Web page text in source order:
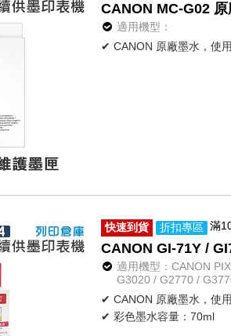
CANON MC-G02
適用機型：
✔ CANON 原廠墨水，使
快速到貨 折扣專區 滿
CANON GI-71Y /
適用機型：CANON
G3020 / G2770 /
✔ CANON 原廠墨水，使
✔ 彩色墨水容量：70ml